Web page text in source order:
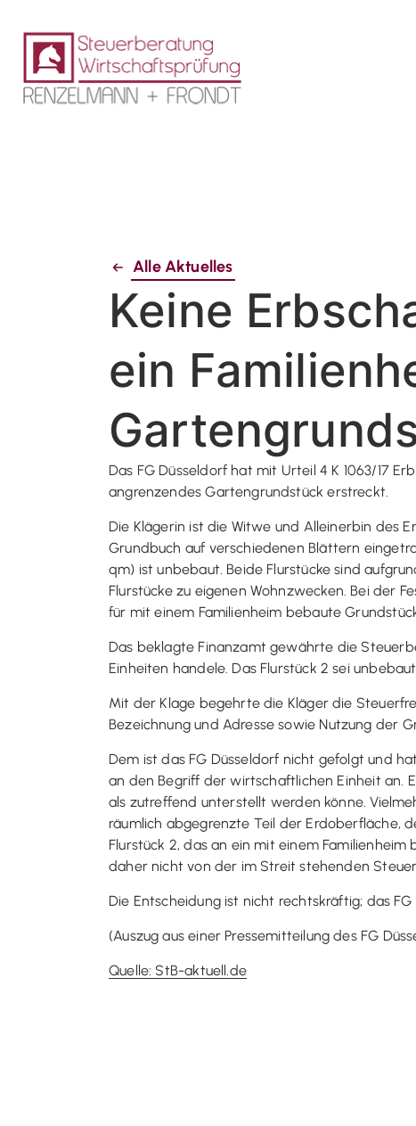
Alle Aktuelles
Keine
ein
Das FG Düsseldorf hat mit Urteil 4 K 1063/17
angrenzendes Gartengrundstück erstreckt.
Die Klägerin ist die Witwe und Alleinerbin des
Grundbuch auf verschiedenen Blättern
qm) ist unbebaut. Beide Flurstücke sind
Flurstücke zu eigenen Wohnzwecken. Bei der
für mit einem Familienheim bebaute
Das beklagte Finanzamt gewährte die
Einheiten handele. Das Flurstück 2 sei
Mit der Klage begehrte die Kläger die
Bezeichnung und Adresse sowie Nutzung der
Dem ist das FG Düsseldorf nicht gefolgt und
an den Begriff der wirtschaftlichen Einheit an.
als zutreffend unterstellt werden könne.
räumlich abgegrenzte Teil der Erdoberfläche,
Flurstück 2, das an ein mit einem
daher nicht von der im Streit stehenden
Die Entscheidung ist nicht rechtskräftig; das
(Auszug aus einer Pressemitteilung des FG
Quelle: StB-aktuell.de